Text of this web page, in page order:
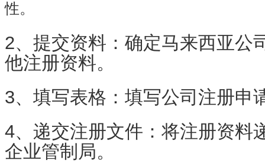
性。
2、提交资料：确定马来西亚公
他注册资料。
3、填写表格：填写公司注册申
4、递交注册文件：将注册资料
企业管制局。